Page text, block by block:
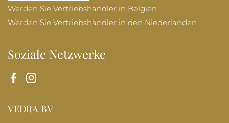
Werden Sie Vertriebshändler in Belgien
Werden Sie Vertriebshändler in den Niederlanden
Soziale Netzwerke
FacebookInstagram
VEDRA BV